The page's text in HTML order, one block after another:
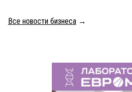
Все новости бизнеса →